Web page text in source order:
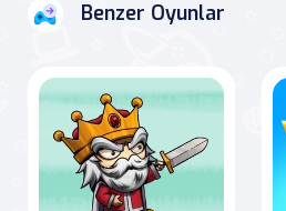
Benzer Oyunlar